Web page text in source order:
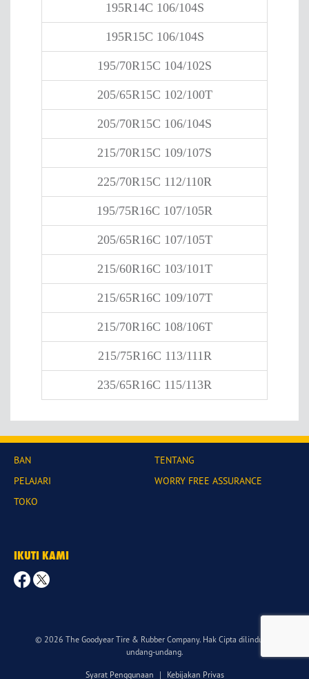
195R14C 106/104S
195R15C 106/104S
195/70R15C 104/102S
205/65R15C 102/100T
205/70R15C 106/104S
215/70R15C 109/107S
225/70R15C 112/110R
195/75R16C 107/105R
205/65R16C 107/105T
215/60R16C 103/101T
215/65R16C 109/107T
215/70R16C 108/106T
215/75R16C 113/111R
235/65R16C 115/113R
BAN
PELAJARI
TOKO
TENTANG
WORRY FREE ASSURANCE
IKUTI KAMI
© 2026 The Goodyear Tire & Rubber Company. Hak Cipta dilindungi
undang-undang.
Syarat Penggunaan | Kebijakan Privas